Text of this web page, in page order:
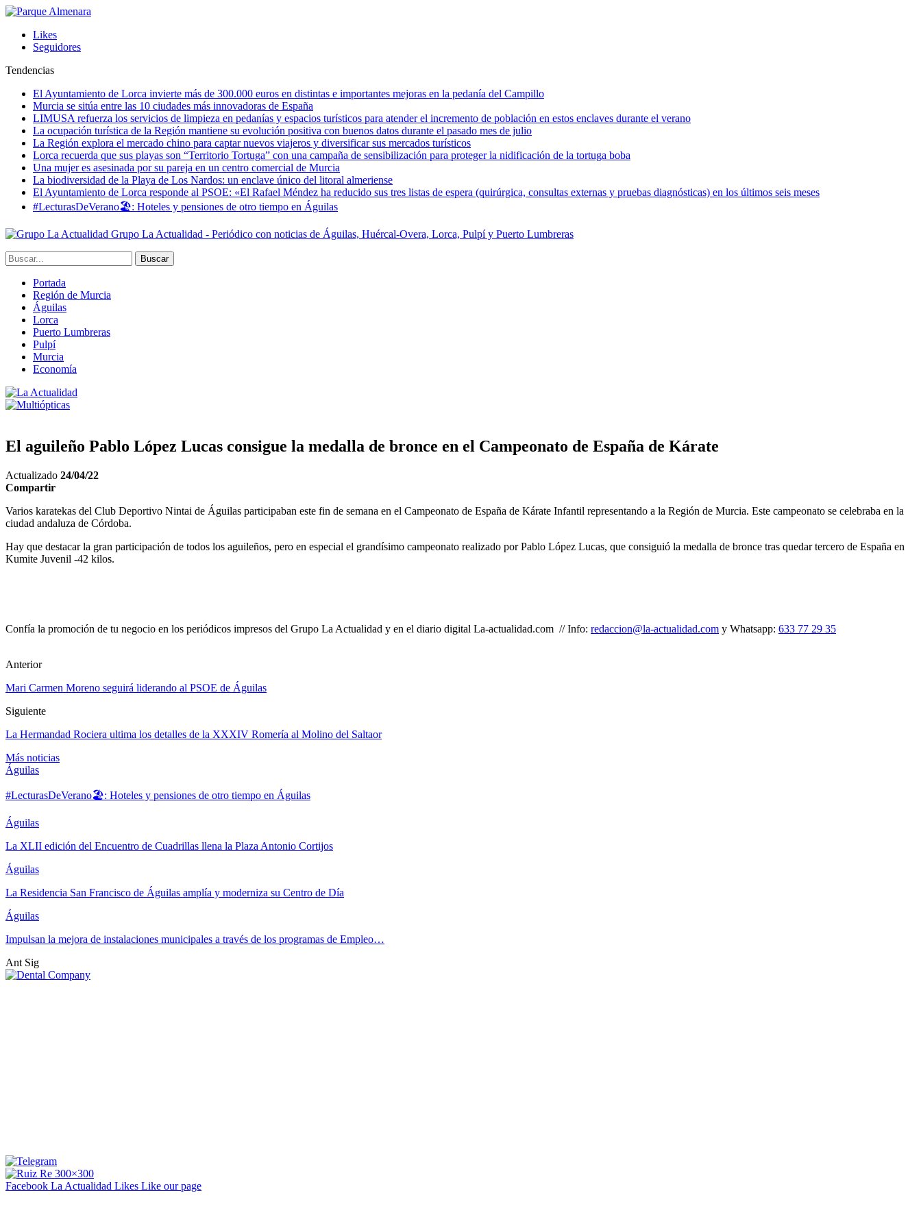
Likes
Seguidores
Tendencias
El Ayuntamiento de Lorca invierte más de 300.000 euros en distintas e importantes mejoras en la pedanía del Campillo
Murcia se sitúa entre las 10 ciudades más innovadoras de España
LIMUSA refuerza los servicios de limpieza en pedanías y espacios turísticos para atender el incremento de población en estos enclaves durante el verano
La ocupación turística de la Región mantiene su evolución positiva con buenos datos durante el pasado mes de julio
La Región explora el mercado chino para captar nuevos viajeros y diversificar sus mercados turísticos
Lorca recuerda que sus playas son “Territorio Tortuga” con una campaña de sensibilización para proteger la nidificación de la tortuga boba
Una mujer es asesinada por su pareja en un centro comercial de Murcia
La biodiversidad de la Playa de Los Nardos: un enclave único del litoral almeriense
El Ayuntamiento de Lorca responde al PSOE: «El Rafael Méndez ha reducido sus tres listas de espera (quirúrgica, consultas externas y pruebas diagnósticas) en los últimos seis meses
#LecturasDeVerano🏖: Hoteles y pensiones de otro tiempo en Águilas
Grupo La Actualidad - Periódico con noticias de Águilas, Huércal-Overa, Lorca, Pulpí y Puerto Lumbreras
Portada
Región de Murcia
Águilas
Lorca
Puerto Lumbreras
Pulpí
Murcia
Economía
El aguileño Pablo López Lucas consigue la medalla de bronce en el Campeonato de España de Kárate
Actualizado 24/04/22
Compartir
Varios karatekas del Club Deportivo Nintai de Águilas participaban este fin de semana en el Campeonato de España de Kárate Infantil representando a la Región de Murcia. Este campeonato se celebraba en la
ciudad andaluza de Córdoba.
Hay que destacar la gran participación de todos los aguileños, pero en especial el grandísimo campeonato realizado por Pablo López Lucas, que consiguió la medalla de bronce tras quedar tercero de España en
Kumite Juvenil -42 kilos.
Confía la promoción de tu negocio en los periódicos impresos del Grupo La Actualidad y en el diario digital La-actualidad.com // Info: redaccion@la-actualidad.com y Whatsapp: 633 77 29 35
Anterior
Mari Carmen Moreno seguirá liderando al PSOE de Águilas
Siguiente
La Hermandad Rociera ultima los detalles de la XXXIV Romería al Molino del Saltaor
Más noticias
Águilas
#LecturasDeVerano🏖: Hoteles y pensiones de otro tiempo en Águilas
Águilas
La XLII edición del Encuentro de Cuadrillas llena la Plaza Antonio Cortijos
Águilas
La Residencia San Francisco de Águilas amplía y moderniza su Centro de Día
Águilas
Impulsan la mejora de instalaciones municipales a través de los programas de Empleo…
Ant Sig
Facebook La Actualidad Likes Like our page